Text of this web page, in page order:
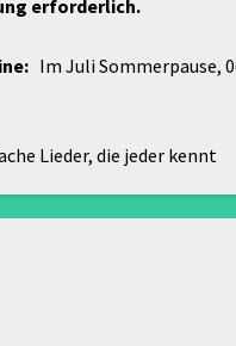
erforderlich.
Im Juli Sommerpause,
Lieder, die jeder kennt